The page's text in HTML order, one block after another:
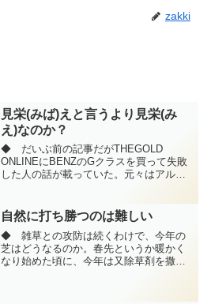
zakki
見栄(みば)えと言うより見栄(み
え)なのか？
◆ だいぶ前の記事だがTHEGOLD
ONLINEにBENZのGクラスを買って失敗
した人の話が載っていた。元々はアルフ
は特に間違ってはいないのだが、よりリ
スクの高い方に...
自然に打ち勝つのは難しい
◆ 雑草との攻防は続くわけで、今年の
芝はどうなるのか。春先というか暖かく
なり始めた頃に、今年は又除草剤を撒い